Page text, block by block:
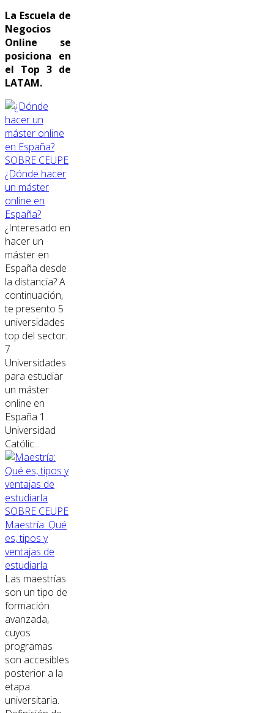
La Escuela de
Negocios
Online se
posiciona en
el Top 3 de
LATAM.
SOBRE CEUPE
¿Dónde hacer
un máster
online en
España?
¿Interesado en
hacer un
máster en
España desde
la distancia? A
continuación,
te presento 5
universidades
top del sector.
7
Universidades
para estudiar
un máster
online en
España 1.
Universidad
Católic...
SOBRE CEUPE
Maestría: Qué
es, tipos y
ventajas de
estudiarla
Las maestrías
son un tipo de
formación
avanzada,
cuyos
programas
son accesibles
posterior a la
etapa
universitaria.